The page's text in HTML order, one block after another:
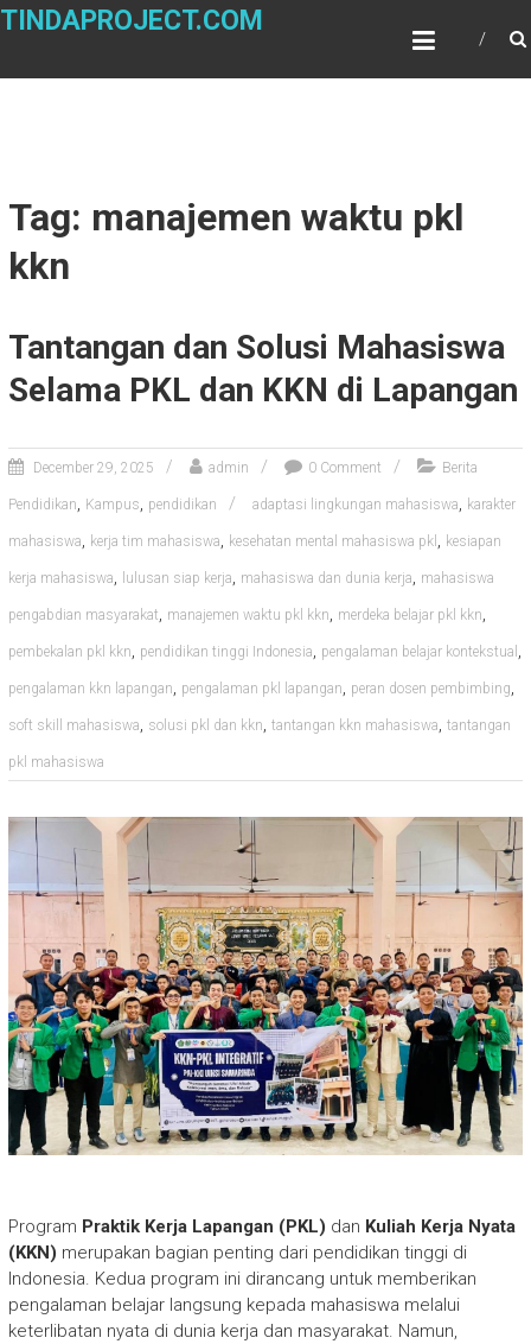
Skip
TINDAPROJECT.COM
Tag: manajemen waktu pkl
kkn
Tantangan dan Solusi Mahasiswa
Selama PKL dan KKN di Lapangan
December 29, 2025 admin 0 Comment Berita
Pendidikan, Kampus, pendidikan adaptasi lingkungan mahasiswa, karakter
mahasiswa, kerja tim mahasiswa, kesehatan mental mahasiswa pkl , kesiapan
kerja mahasiswa, lulusan siap kerja, mahasiswa dan dunia kerja, mahasiswa
pengabdian masyarakat, manajemen waktu pkl kkn, merdeka belajar pkl kkn,
pembekalan pkl kkn, pendidikan tinggi Indonesia, pengalaman belajar kontekstual ,
pengalaman kkn lapangan, pengalaman pkl lapangan, peran dosen pembimbing,
soft skill mahasiswa, solusi pkl dan kkn, tantangan kkn mahasiswa, tantangan
pkl mahasiswa
Program Praktik Kerja Lapangan (PKL) dan Kuliah Kerja Nyata
(KKN) merupakan bagian penting dari pendidikan tinggi di
Indonesia. Kedua program ini dirancang untuk memberikan
pengalaman belajar langsung kepada mahasiswa melalui
keterlibatan nyata di dunia kerja dan masyarakat. Namun,